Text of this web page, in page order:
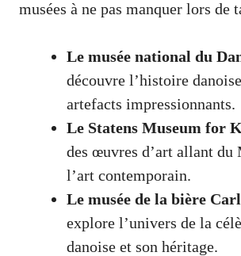
musées à ne pas manquer lors de
Le musée national du
découvre l’histoire
artefacts impressionnants.
Le Statens Museum for
des œuvres d’art allant du
l’art contemporain.
Le musée de la bière
explore l’univers de la
danoise et son héritage.